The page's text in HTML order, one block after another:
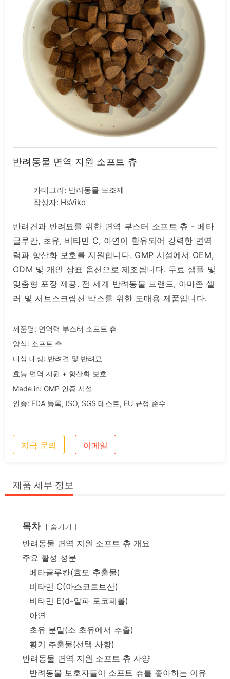
반려동물 면역 지원 소프트 츄
카테고리: 반려동물 보조제
작성자: HsViko
반려견과 반려묘를 위한 면역 부스터 소프트 츄 - 베타
글루칸, 초유, 비타민 C, 아연이 함유되어 강력한 면역
력과 항산화 보호를 지원합니다. GMP 시설에서 OEM,
ODM 및 개인 상표 옵션으로 제조됩니다. 무료 샘플 및
맞춤형 포장 제공. 전 세계 반려동물 브랜드, 아마존 셀
러 및 서브스크립션 박스를 위한 도매용 제품입니다.
제품명: 면역력 부스터 소프트 츄
양식: 소프트 츄
대상 대상: 반려견 및 반려묘
효능 면역 지원 + 항산화 보호
Made in: GMP 인증 시설
인증: FDA 등록, ISO, SGS 테스트, EU 규정 준수
지금 문의 이메일
제품 세부 정보
목차 숨기기
반려동물 면역 지원 소프트 츄 개요
주요 활성 성분
베타글루칸(효모 추출물)
비타민 C(아스코르브산)
비타민 E(d-알파 토코페롤)
아연
초유 분말(소 초유에서 추출)
황기 추출물(선택 사항)
반려동물 면역 지원 소프트 츄 사양
반려동물 보호자들이 소프트 츄를 좋아하는 이유